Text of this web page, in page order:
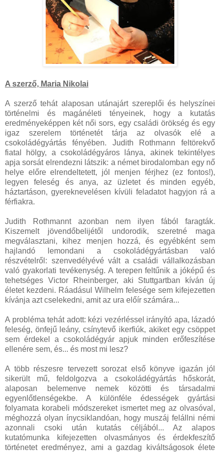
A szerző, Maria Nikolai
A szerző tehát alaposan utánajárt szereplői és helyszínei
történelmi és magánéleti tényeinek, hogy a kutatás
eredményeképpen két női sors, egy családi örökség és egy
igaz szerelem történetét tárja az olvasók elé a
csokoládégyártás fényében. Judith Rothmann feltörekvő
fiatal hölgy, a csokoládégyáros lánya, akinek tekintélyes
apja sorsát elrendezni látszik: a német birodalomban egy nő
helye előre elrendeltetett, jól menjen férjhez (ez fontos!),
legyen feleség és anya, az üzletet és minden egyéb,
háztartáson, gyereknevelésen kívüli feladatot hagyjon rá a
férfiakra.
Judith Rothmannt azonban nem ilyen fából faragták.
Kiszemelt jövendőbelijétől undorodik, szeretné maga
megválasztani, kihez menjen hozzá, és egyébként sem
hajlandó lemondani a csokoládégyártásban való
részvételről: szenvedélyévé vált a családi vállalkozásban
való gyakorlati tevékenység. A terepen feltűnik a jóképű és
tehetséges Victor Rheinberger, aki Stuttgartban kíván új
életet kezdeni. Ráadásul Wilhelm felesége sem kifejezetten
kívánja azt cselekedni, amit az ura előír számára...
A probléma tehát adott: kézi vezérléssel irányító apa, lázadó
feleség, önfejű leány, csínytevő ikerfiúk, akiket egy csöppet
sem érdekel a csokoládégyár apjuk minden erőfeszítése
ellenére sem, és... és most mi lesz?
A több részesre tervezett sorozat első könyve igazán jól
sikerült mű, feldolgozva a csokoládégyártás hőskorát,
alaposan belemenve nemek közötti és társadalmi
egyenlőtlenségekbe. A különféle édességek gyártási
folyamata korabeli módszereket ismertet meg az olvasóval,
méghozzá olyan ínycsiklandóan, hogy muszáj felállni némi
azonnali csoki után kutatás céljából... Az alapos
kutatómunka kifejezetten olvasmányos és érdekfeszítő
történetet eredményez, ami a gazdag kiváltságosok élete